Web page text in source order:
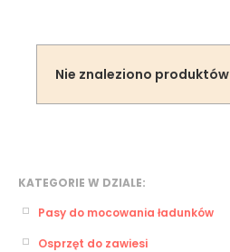
KATEGORIE W DZIALE:
Pasy do mocowania ładunków
Osprzęt do zawiesi
Nie znaleziono produktów